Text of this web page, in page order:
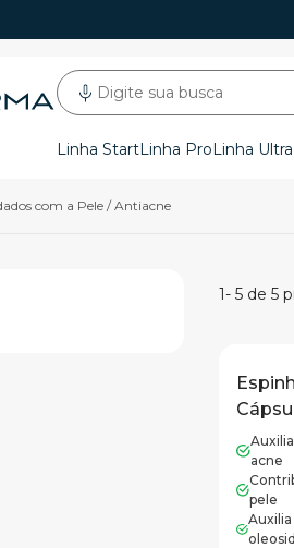
Digite sua busca
Linha StartLinha ProLinha Ultra
com a Pele / Antiacne
1- 5 de 5
acne
pele